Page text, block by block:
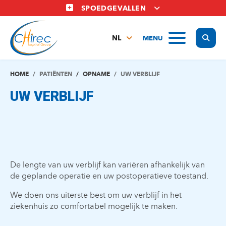
en
naar
inhoud
gaan
SPOEDGEVALLEN
MENU
NL
EN
HOME PATIËNTEN OPNAME UW VERBLIJF
UW VERBLIJF
De lengte van uw verblijf kan variëren afhankelijk van
de geplande operatie en uw postoperatieve toestand.
We doen ons uiterste best om uw verblijf in het
ziekenhuis zo comfortabel mogelijk te maken.